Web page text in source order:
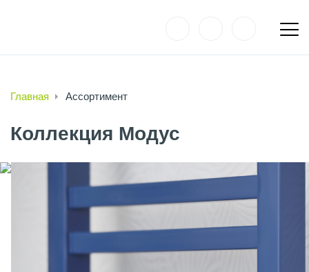
Главная Ассортимент
Коллекция Модус